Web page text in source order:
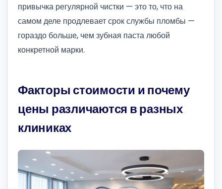
привычка регулярной чистки — это то, что на
самом деле продлевает срок службы пломбы —
гораздо больше, чем зубная паста любой
конкретной марки.
Факторы стоимости и почему
цены различаются в разных
клиниках